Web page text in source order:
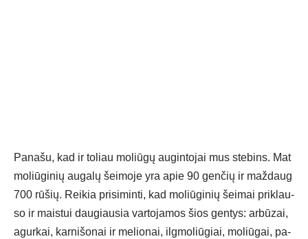
Pa­na­šu, kad ir to­liau mo­liū­gų au­gin­to­jai mus ste­bins. Mat
mo­liū­gi­nių au­ga­lų šei­mo­je yra apie 90 gen­čių ir maž­daug
700 rū­šių. Rei­kia pri­si­min­ti, kad mo­liū­gi­nių šei­mai pri­klau­
so ir mais­tui dau­giau­sia var­to­ja­mos šios gen­tys: ar­bū­zai,
agur­kai, kar­ni­šo­nai ir me­lio­nai, ilg­mo­liū­giai, mo­liū­gai, pa­